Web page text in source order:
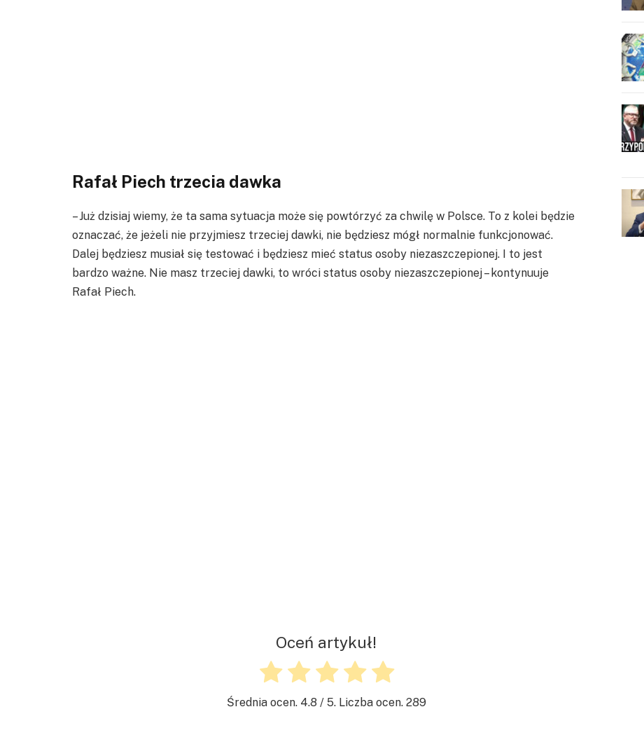
Rafał Piech trzecia dawka
– Już dzisiaj wiemy, że ta sama sytuacja może się powtórzyć za chwilę w Polsce. To z kolei będzie
oznaczać, że jeżeli nie przyjmiesz trzeciej dawki, nie będziesz mógł normalnie funkcjonować.
Dalej będziesz musiał się testować i będziesz mieć status osoby niezaszczepionej. I to jest
bardzo ważne. Nie masz trzeciej dawki, to wróci status osoby niezaszczepionej – kontynuuje
Rafał Piech.
Oceń artykuł!
Średnia ocen. 4.8 / 5. Liczba ocen. 289